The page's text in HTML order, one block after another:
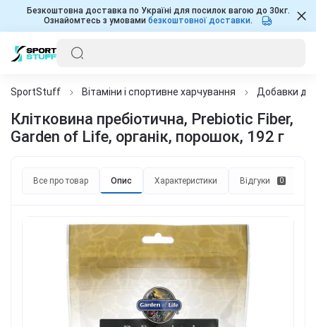
Безкоштовна доставка по Україні для посилок вагою до 30кг.
Ознайомтесь з умовами безкоштовної доставки.
SportStuff Вітаміни і спортивне харчування Добавки
Клітковина пребіотична, Prebiotic Fiber,
Garden of Life, органік, порошок, 192 г
Все про товар Опис Характеристики Відгуки 0